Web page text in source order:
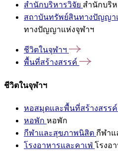
สำนักบริหารวิจัย สำนักบริห
สถาบันทรัพย์สินทางปัญญา
ทางปัญญาแห่งจุฬาฯ
ชีวิตในจุฬาฯ
พื้นที่สร้างสรรค์
ชีวิตในจุฬาฯ
หอสมุดและพื้นที่สร้างสรรค์
หอพัก หอพัก
กีฬาและสุขภาพนิสิต กีฬา
โรงอาหารและคาเฟ่ โรงอ